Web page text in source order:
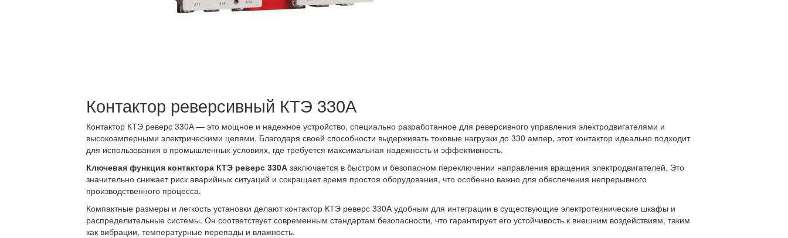
Контактор реверсивный КТЭ 330А
Контактор КТЭ реверс 330А — это мощное и надежное устройство, специально разработанное для реверсивного управления электродвигателями и
высокоамперными электрическими цепями. Благодаря своей способности выдерживать токовые нагрузки до 330 ампер, этот контактор идеально подходит
для использования в промышленных условиях, где требуется максимальная надежность и эффективность.
Ключевая функция контактора КТЭ реверс 330А заключается в быстром и безопасном переключении направления вращения электродвигателей. Это
значительно снижает риск аварийных ситуаций и сокращает время простоя оборудования, что особенно важно для обеспечения непрерывного
производственного процесса.
Компактные размеры и легкость установки делают контактор КТЭ реверс 330А удобным для интеграции в существующие электротехнические шкафы и
распределительные системы. Он соответствует современным стандартам безопасности, что гарантирует его устойчивость к внешним воздействиям, таким
как вибрации, температурные перепады и влажность.